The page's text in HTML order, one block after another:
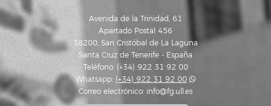
Avenida de la Trinidad, 61
Apartado Postal 456
38200, San Cristóbal de La Laguna
Santa Cruz de Tenerife - España
Teléfono: (+34) 922 31 92 00
Whatsapp: (+34) 922 31 92 00
Correo electrónico: info@fg.ull.es